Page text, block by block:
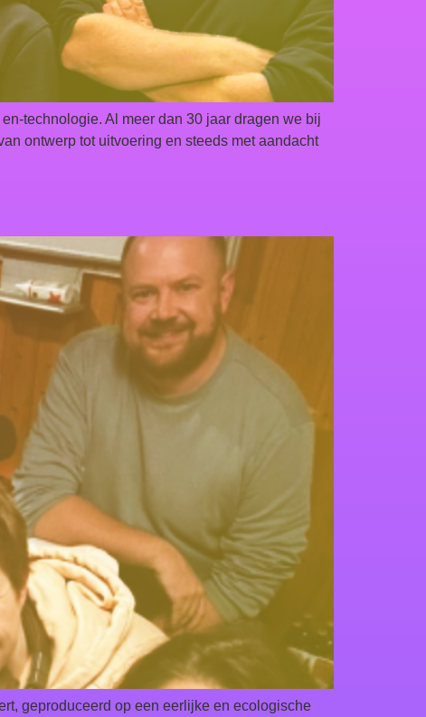
technologie. Al meer dan 30 jaar dragen we bij
ontwerp tot uitvoering en steeds met aandacht
geproduceerd op een eerlijke en ecologische